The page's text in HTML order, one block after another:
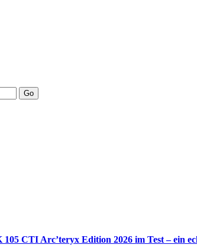
Go
CTI Arc’teryx Edition 2026 im Test – ein